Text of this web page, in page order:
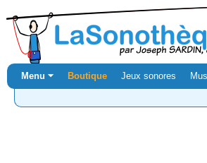
Menu ⏷ Boutique Jeux sonores